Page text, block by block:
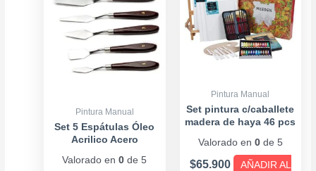
Pintura Manual
Set 5 Espátulas Óleo
Acrilico Acero
Valorado en0 de 5
$7.900.
$6.900.
Pintura Manual
Set pintura c/caballete
madera de haya 46 pcs
Valorado en 0de 5
$65.900
AÑADIR AL